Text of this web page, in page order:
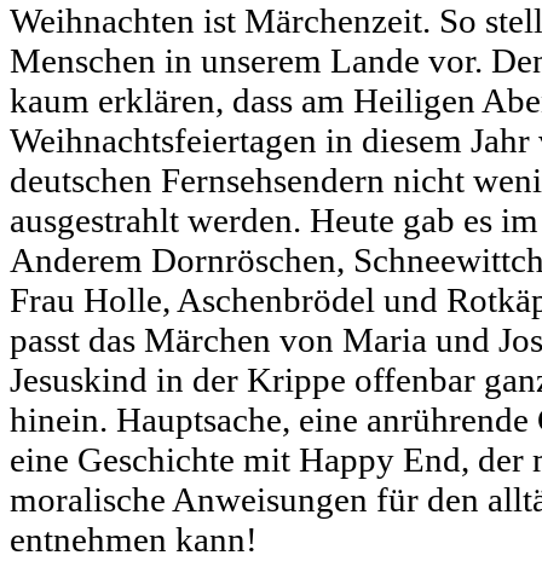
Weihnachten ist Märchenzeit. So
Menschen in unserem Lande vor.
kaum erklären, dass am Heiligen
Weihnachtsfeiertagen in diesem
deutschen Fernsehsendern nicht
ausgestrahlt werden. Heute gab es
Anderem Dornröschen,
Frau Holle, Aschenbrödel und
passt das Märchen von Maria und
Jesuskind in der Krippe offenbar
hinein. Hauptsache, eine anrührende
eine Geschichte mit Happy End, der
moralische Anweisungen für den
entnehmen kann!